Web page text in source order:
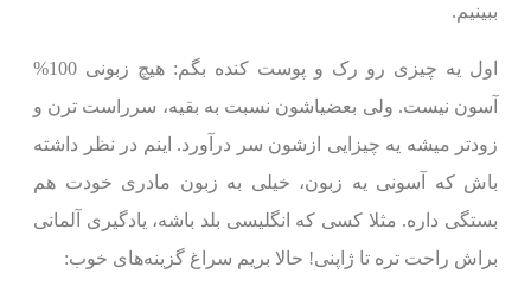
ببینیم.
اول یه چیزی رو رک و پوست کنده بگم: هیچ زبونی 100%
آسون نیست. ولی بعضیاشون نسبت به بقیه، سرراست ترن و
زودتر میشه یه چیزایی ازشون سر درآورد. اینم در نظر داشته
باش که آسونی یه زبون، خیلی به زبون مادری خودت هم
بستگی داره. مثلا کسی که انگلیسی بلد باشه، یادگیری آلمانی
براش راحت تره تا ژاپنی! حالا بریم سراغ گزینه‌های خوب: